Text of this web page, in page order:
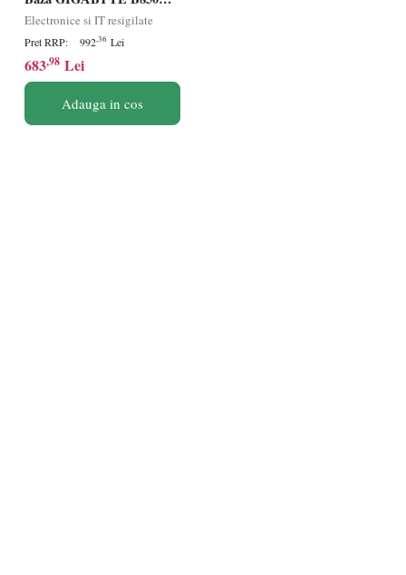
GAMING X WIFI6E AM5
Electronice si IT resigilate
Pret RRP: 992,36 Lei
683,98 Lei
Adauga in cos